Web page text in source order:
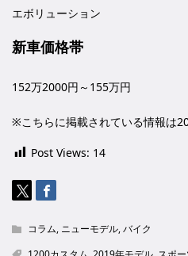
エボリューション
新車価格帯
152万2000円～155万円
※こちらに掲載されている情報は
Post Views: 14
コラム, ニューモデル,バイク